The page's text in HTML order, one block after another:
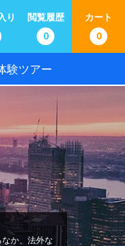
り
閲覧履歴
0
カート
0
験ツアー
か、法外な